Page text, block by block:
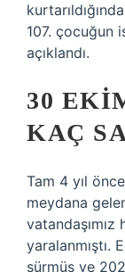
107. çocuğun
açıklandı.
30
KAÇ
Tam 4 yıl
meydana
vatandaşımız
yaralanmıştı.
sürmüş ve